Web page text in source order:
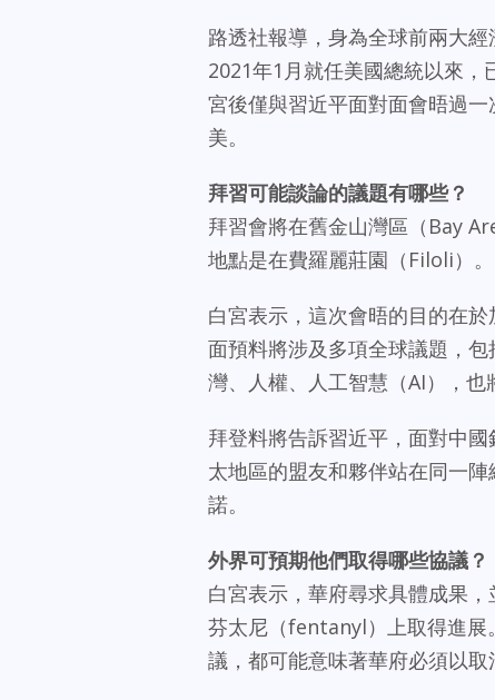
路透社報導，身為全球前兩大
2021年1月就任美國總統以來，
宮後僅與習近平面對面會晤過
美。
拜習可能談論的議題有哪些？
拜習會將在舊金山灣區（Bay
地點是在費羅麗莊園（Filoli）。
白宮表示，這次會晤的目的在
面預料將涉及多項全球議題，
灣、人權、人工智慧（AI），也
拜登料將告訴習近平，面對中
太地區的盟友和夥伴站在同一
諾。
外界可預期他們取得哪些協議？
白宮表示，華府尋求具體成果
芬太尼（fentanyl）上取得進展
議，都可能意味著華府必須以取